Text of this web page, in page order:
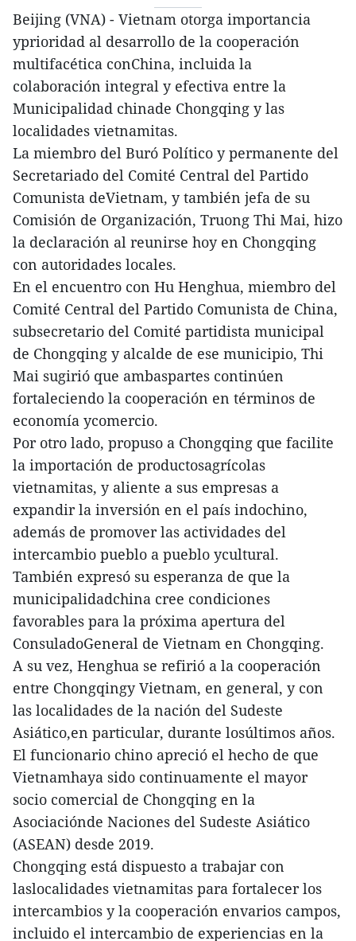
Beijing (VNA) - Vietnam otorga importancia
yprioridad al desarrollo de la cooperación
multifacética conChina, incluida la
colaboración integral y efectiva entre la
Municipalidad chinade Chongqing y las
localidades vietnamitas.
La miembro del Buró Político y permanente del
Secretariado del Comité Central del Partido
Comunista deVietnam, y también jefa de su
Comisión de Organización, Truong Thi Mai, hizo
la declaración al reunirse hoy en Chongqing
con autoridades locales.
En el encuentro con Hu Henghua, miembro del
Comité Central del Partido Comunista de China,
subsecretario del Comité partidista municipal
de Chongqing y alcalde de ese municipio, Thi
Mai sugirió que ambaspartes continúen
fortaleciendo la cooperación en términos de
economía ycomercio.
Por otro lado, propuso a Chongqing que facilite
la importación de productosagrícolas
vietnamitas, y aliente a sus empresas a
expandir la inversión en el país indochino,
además de promover las actividades del
intercambio pueblo a pueblo ycultural.
También expresó su esperanza de que la
municipalidadchina cree condiciones
favorables para la próxima apertura del
ConsuladoGeneral de Vietnam en Chongqing.
A su vez, Henghua se refirió a la cooperación
entre Chongqingy Vietnam, en general, y con
las localidades de la nación del Sudeste
Asiático,en particular, durante losúltimos años.
El funcionario chino apreció el hecho de que
Vietnamhaya sido continuamente el mayor
socio comercial de Chongqing en la
Asociaciónde Naciones del Sudeste Asiático
(ASEAN) desde 2019.
Chongqing está dispuesto a trabajar con
laslocalidades vietnamitas para fortalecer los
intercambios y la cooperación envarios campos,
incluido el intercambio de experiencias en la